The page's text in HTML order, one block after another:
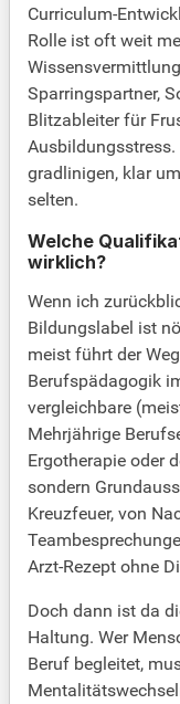
Curriculum-
Rolle ist oft weit
Sparringspartner,
Blitzableiter für
Ausbildungsstress.
gradlinigen, klar
selten.
Welche
wirklich?
Wenn ich
Bildungslabel ist
meist führt der
Berufspädagogik
vergleichbare
Mehrjährige
Ergotherapie oder
sondern
Kreuzfeuer, von
Arzt-Rezept ohne
Doch dann ist da
Haltung. Wer
Beruf begleitet,